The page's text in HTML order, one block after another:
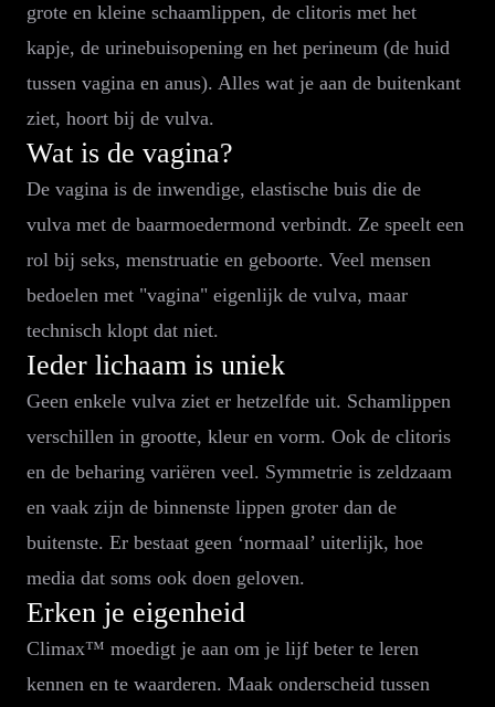
grote en kleine schaamlippen, de clitoris met het
kapje, de urinebuisopening en het perineum (de huid
tussen vagina en anus). Alles wat je aan de buitenkant
ziet, hoort bij de vulva.
Wat is de vagina?
De vagina is de inwendige, elastische buis die de
vulva met de baarmoedermond verbindt. Ze speelt een
rol bij seks, menstruatie en geboorte. Veel mensen
bedoelen met "vagina" eigenlijk de vulva, maar
technisch klopt dat niet.
Ieder lichaam is uniek
Geen enkele vulva ziet er hetzelfde uit. Schamlippen
verschillen in grootte, kleur en vorm. Ook de clitoris
en de beharing variëren veel. Symmetrie is zeldzaam
en vaak zijn de binnenste lippen groter dan de
buitenste. Er bestaat geen ‘normaal’ uiterlijk, hoe
media dat soms ook doen geloven.
Erken je eigenheid
Climax™ moedigt je aan om je lijf beter te leren
kennen en te waarderen. Maak onderscheid tussen